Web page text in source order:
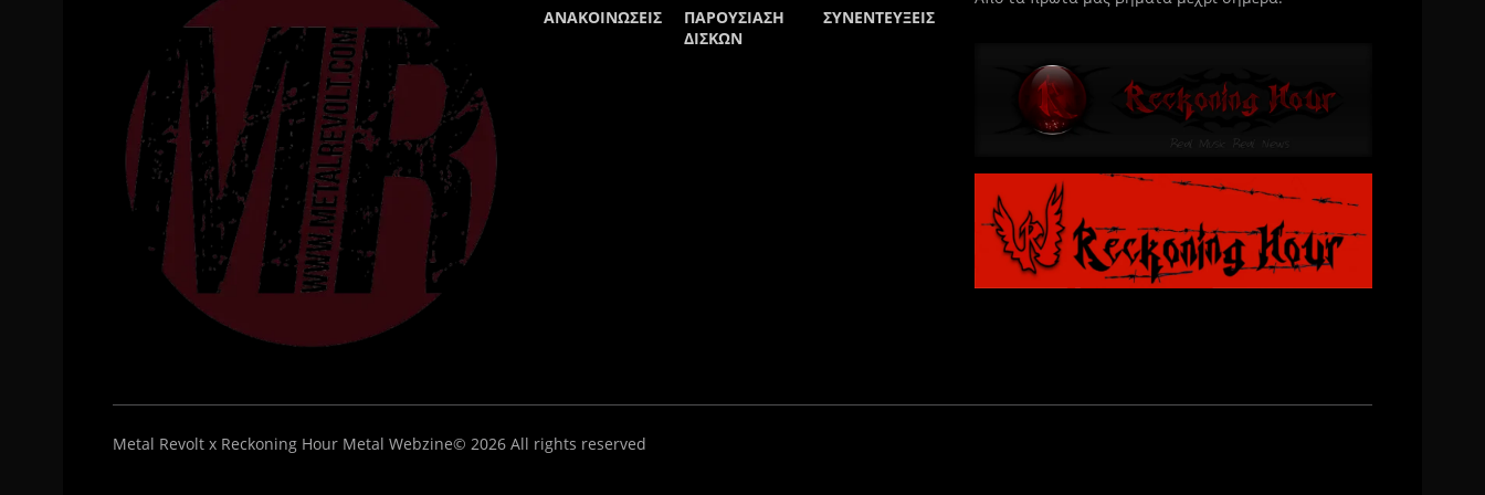
ΑΝΑΚΟΙΝΩΣΕΙΣ
ΠΑΡΟΥΣΙΑΣΗ
ΔΙΣΚΩΝ
ΣΥΝΕΝΤΕΥΞΕΙΣ
Metal Revolt x Reckoning Hour Metal Webzine© 2026 All rights reserved